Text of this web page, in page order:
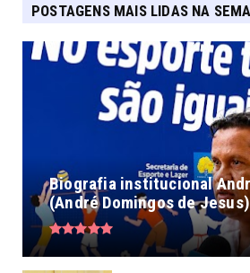
POSTAGENS MAIS LIDAS NA
Biografia institucional
(André Domingos de Jesus)